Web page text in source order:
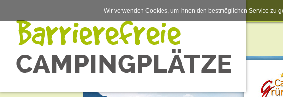
Wir verwenden Cookies, um Ihnen den bestmöglichen Service